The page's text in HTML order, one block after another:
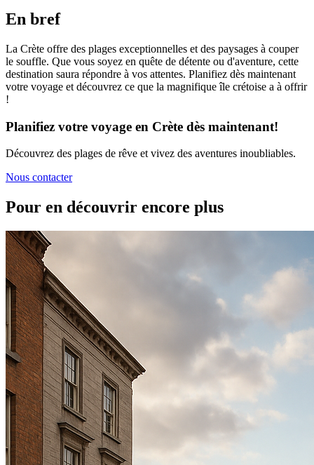
En bref
La Crète offre des plages exceptionnelles et des paysages à couper
le souffle. Que vous soyez en quête de détente ou d'aventure, cette
destination saura répondre à vos attentes. Planifiez dès maintenant
votre voyage et découvrez ce que la magnifique île crétoise a à offrir
!
Planifiez votre voyage en Crète dès maintenant!
Découvrez des plages de rêve et vivez des aventures inoubliables.
Nous contacter
Pour en découvrir encore plus